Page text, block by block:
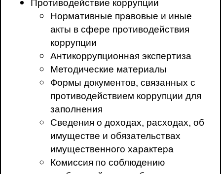
Нормативные правовые и иные
акты в сфере противодействия
коррупции
Антикоррупционная экспертиза
Методические материалы
Формы документов, связанных с
противодействием коррупции для
заполнения
Сведения о доходах, расходах, об
имуществе и обязательствах
имущественного характера
Комиссия по соблюдению